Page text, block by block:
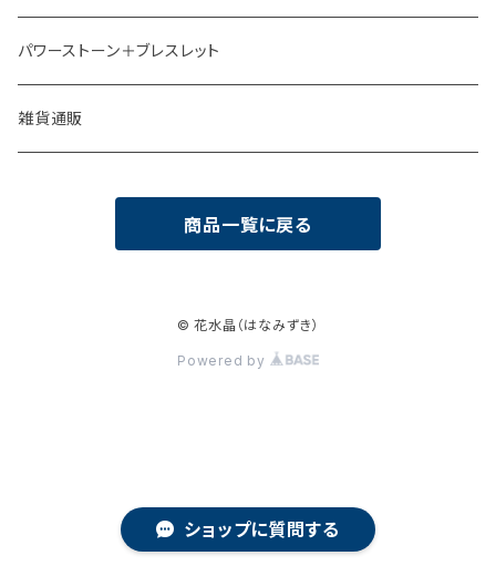
ショップに質問する
パワーストーン＋ブレスレット
雑貨通販
商品一覧に戻る
© 花水晶（はなみずき）
Powered by